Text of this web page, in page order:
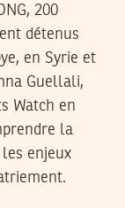
200
détenus
en Syrie et
Guellali,
Watch en
la
enjeux